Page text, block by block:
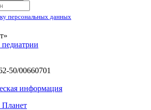
персональных данных
50/00660701
информация